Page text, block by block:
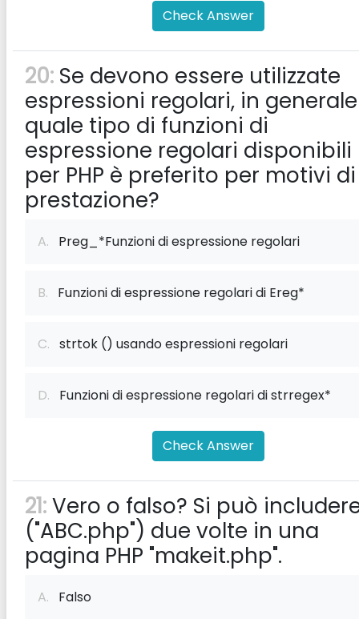
Check Answer
20: Se devono essere utilizzate
espressioni regolari, in generale
quale tipo di funzioni di
espressione regolari disponibili
per PHP è preferito per motivi di
prestazione?
A. Preg_*Funzioni di espressione regolari
B. Funzioni di espressione regolari di Ereg*
C. strtok () usando espressioni regolari
D. Funzioni di espressione regolari di strregex*
Check Answer
21:Vero o falso? Si può
("ABC.php") due volte in una
pagina PHP "makeit.php".
A. Falso